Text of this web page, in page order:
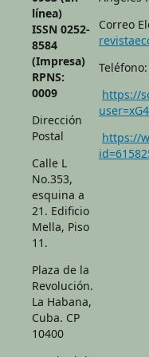
línea)
ISSN 0252-
8584
(Impresa)
RPNS:
0009
Dirección
Postal
Calle L
No.353,
esquina a
21. Edificio
Mella, Piso
11.
Plaza de la
Revolución.
La Habana,
Cuba. CP
10400
Correo
https://
https://